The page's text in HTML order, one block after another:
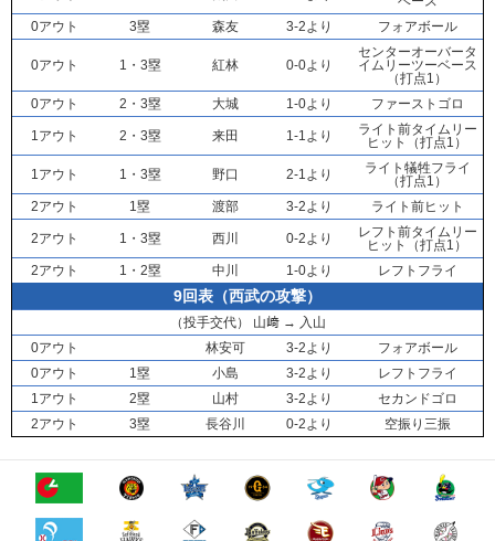
0アウト
3塁 森友 3-2より フォアボール
0アウト 1・3塁 紅林 0-0より
センターオーバータ
イムリーツーベース
（打点1）
0アウト
2・3塁 大城 1-0より ファーストゴロ
1アウト 2・3塁 来田 1-1より
ライト前タイムリー
ヒット（打点1）
1アウト 1・3塁 野口 2-1より
ライト犠牲フライ
（打点1）
2アウト
1塁 渡部 3-2より ライト前ヒット
2アウト 1・3塁 西川 0-2より
レフト前タイムリー
ヒット（打点1）
2アウト
1・2塁 中川 1-0より レフトフライ
9回表（西武の攻撃）
（投手交代） 山﨑→ 入山
0アウト
林安可 3-2より
フォアボール
0アウト
1塁 小島 3-2より
レフトフライ
1アウト
2塁 山村 3-2より
セカンドゴロ
2アウト
3塁 長谷川 0-2より 空振り三振